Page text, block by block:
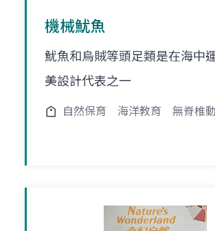
機械魷魚
魷魚和烏賊等頭足類是在海中
美設計代表之一
自然保育 海洋教育 無脊椎